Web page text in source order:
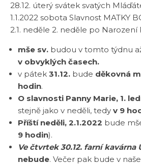
28.12. úterý svátek svatých
1.1.2022 sobota Slavnost MATKY
2.1. neděle 2. neděle po Narození
mše sv. budou v tomto týdnu
v obvyklých časech.
v pátek 31.12. bude děkovná
hodin.
O slavnosti Panny Marie, 1.
stejně jako v neděli, tedy v 9
Příští neděli, 2.1.2022 bude
9 hodin).
Ve čtvrtek 30.12. farní kavárna
nebude. Večer pak bude v